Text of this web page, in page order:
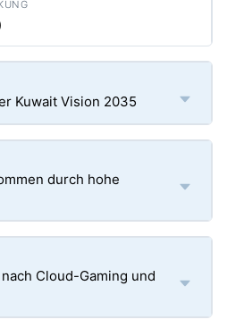
Kuwait Vision 2035
durch hohe
Cloud-Gaming und